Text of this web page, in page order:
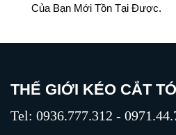
Của Bạn Mới Tồn Tại Được.
THẾ GIỚI KÉO CẮT
Tel: 0936.777.312 -